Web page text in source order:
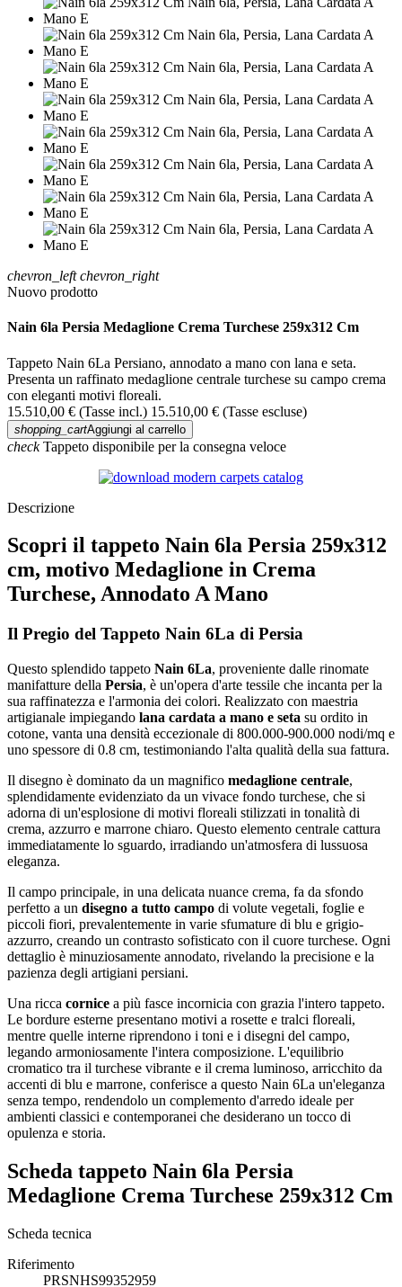
chevron_left chevron_right
Nuovo prodotto
Nain 6la Persia Medaglione Crema Turchese 259x312 Cm
Tappeto Nain 6La Persiano, annodato a mano con lana e seta.
Presenta un raffinato medaglione centrale turchese su campo crema
con eleganti motivi floreali.
15.510,00 € (Tasse incl.) 15.510,00 € (Tasse escluse)
shopping_cartAggiungi al carrello
checkTappeto disponibile per la consegna veloce
Descrizione
Scopri il tappeto Nain 6la Persia 259x312
cm, motivo Medaglione in Crema
Turchese, Annodato A Mano
Il Pregio del Tappeto Nain 6La di Persia
Questo splendido tappeto Nain 6La, proveniente dalle rinomate
manifatture della Persia, è un'opera d'arte tessile che incanta per la
sua raffinatezza e l'armonia dei colori. Realizzato con maestria
artigianale impiegando lana cardata a mano e seta su ordito in
cotone, vanta una densità eccezionale di 800.000-900.000 nodi/mq e
uno spessore di 0.8 cm, testimoniando l'alta qualità della sua fattura.
Il disegno è dominato da un magnifico medaglione centrale,
splendidamente evidenziato da un vivace fondo turchese, che si
adorna di un'esplosione di motivi floreali stilizzati in tonalità di
crema, azzurro e marrone chiaro. Questo elemento centrale cattura
immediatamente lo sguardo, irradiando un'atmosfera di lussuosa
eleganza.
Il campo principale, in una delicata nuance crema, fa da sfondo
perfetto a un disegno a tutto campo di volute vegetali, foglie e
piccoli fiori, prevalentemente in varie sfumature di blu e grigio-
azzurro, creando un contrasto sofisticato con il cuore turchese. Ogni
dettaglio è minuziosamente annodato, rivelando la precisione e la
pazienza degli artigiani persiani.
Una ricca cornice a più fasce incornicia con grazia l'intero tappeto.
Le bordure esterne presentano motivi a rosette e tralci floreali,
mentre quelle interne riprendono i toni e i disegni del campo,
legando armoniosamente l'intera composizione. L'equilibrio
cromatico tra il turchese vibrante e il crema luminoso, arricchito da
accenti di blu e marrone, conferisce a questo Nain 6La un'eleganza
senza tempo, rendendolo un complemento d'arredo ideale per
ambienti classici e contemporanei che desiderano un tocco di
opulenza e storia.
Scheda tappeto Nain 6la Persia
Medaglione Crema Turchese 259x312 Cm
Scheda tecnica
Riferimento
PRSNHS99352959